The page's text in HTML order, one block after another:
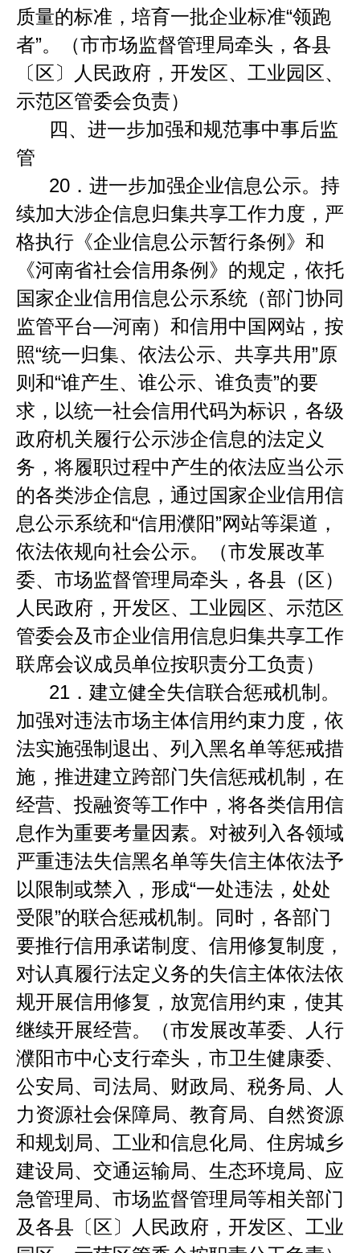
质量的标准，培育一批企业标准“领跑
者”。（市市场监督管理局牵头，各县
〔区〕人民政府，开发区、工业园区、
示范区管委会负责）
四、进一步加强和规范事中事后监
管
20． 进一步加强企业信息公示。持
续加大涉企信息归集共享工作力度，严
格执行《企业信息公示暂行条例》和
《河南省社会信用条例》的规定，依托
国家企业信用信息公示系统（部门协同
监管平台—河南）和信用中国网站，按
照“统一归集、依法公示、共享共用”原
则和“谁产生、谁公示、谁负责”的要
求，以统一社会信用代码为标识，各级
政府机关履行公示涉企信息的法定义
务，将履职过程中产生的依法应当公示
的各类涉企信息，通过国家企业信用信
息公示系统和“信用濮阳”网站等渠道，
依法依规向社会公示。（市发展改革
委、市场监督管理局牵头，各县（区）
人民政府，开发区、工业园区、示范区
管委会及市企业信用信息归集共享工作
联席会议成员单位按职责分工负责）
21． 建立健全失信联合惩戒机制。
加强对违法市场主体信用约束力度，依
法实施强制退出、列入黑名单等惩戒措
施，推进建立跨部门失信惩戒机制，在
经营、投融资等工作中，将各类信用信
息作为重要考量因素。对被列入各领域
严重违法失信黑名单等失信主体依法予
以限制或禁入，形成“一处违法，处处
受限”的联合惩戒机制。同时，各部门
要推行信用承诺制度、信用修复制度，
对认真履行法定义务的失信主体依法依
规开展信用修复，放宽信用约束，使其
继续开展经营。（市发展改革委、人行
濮阳市中心支行牵头，市卫生健康委、
公安局、司法局、财政局、税务局、人
力资源社会保障局、教育局、自然资源
和规划局、工业和信息化局、住房城乡
建设局、交通运输局、生态环境局、应
急管理局、市场监督管理局等相关部门
及各县〔区〕人民政府，开发区、工业